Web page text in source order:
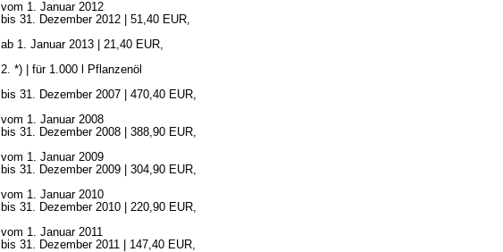
vom 1. Januar 2012
bis 31. Dezember 2012 | 51,40 EUR,
ab 1. Januar 2013 | 21,40 EUR,
2. *) | für 1.000 l Pflanzenöl
bis 31. Dezember 2007 | 470,40 EUR,
vom 1. Januar 2008
bis 31. Dezember 2008 | 388,90 EUR,
vom 1. Januar 2009
bis 31. Dezember 2009 | 304,90 EUR,
vom 1. Januar 2010
bis 31. Dezember 2010 | 220,90 EUR,
vom 1. Januar 2011
bis 31. Dezember 2011 | 147,40 EUR,